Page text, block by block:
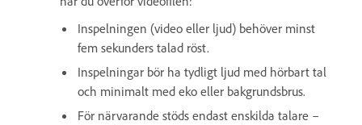
Inspelningen (video eller ljud) behöver minst
fem sekunders talad röst.
Inspelningar bör ha tydligt ljud med hörbart tal
och minimalt med eko eller bakgrundsbrus.
För närvarande stöds endast enskilda talare –